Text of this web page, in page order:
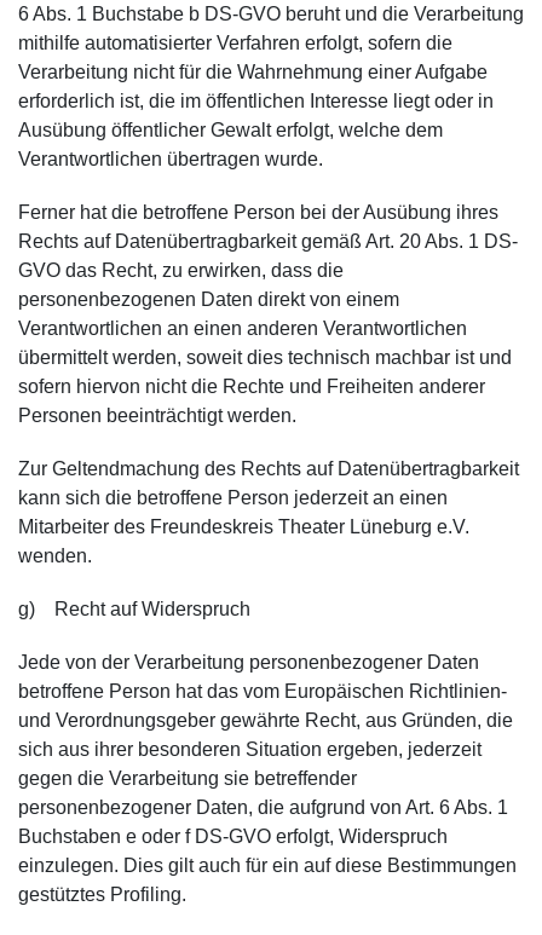
6 Abs. 1 Buchstabe b DS-GVO beruht und die Verarbeitung
mithilfe automatisierter Verfahren erfolgt, sofern die
Verarbeitung nicht für die Wahrnehmung einer Aufgabe
erforderlich ist, die im öffentlichen Interesse liegt oder in
Ausübung öffentlicher Gewalt erfolgt, welche dem
Verantwortlichen übertragen wurde.
Ferner hat die betroffene Person bei der Ausübung ihres
Rechts auf Datenübertragbarkeit gemäß Art. 20 Abs. 1 DS-
GVO das Recht, zu erwirken, dass die
personenbezogenen Daten direkt von einem
Verantwortlichen an einen anderen Verantwortlichen
übermittelt werden, soweit dies technisch machbar ist und
sofern hiervon nicht die Rechte und Freiheiten anderer
Personen beeinträchtigt werden.
Zur Geltendmachung des Rechts auf Datenübertragbarkeit
kann sich die betroffene Person jederzeit an einen
Mitarbeiter des Freundeskreis Theater Lüneburg e.V.
wenden.
g) Recht auf Widerspruch
Jede von der Verarbeitung personenbezogener Daten
betroffene Person hat das vom Europäischen Richtlinien-
und Verordnungsgeber gewährte Recht, aus Gründen, die
sich aus ihrer besonderen Situation ergeben, jederzeit
gegen die Verarbeitung sie betreffender
personenbezogener Daten, die aufgrund von Art. 6 Abs. 1
Buchstaben e oder f DS-GVO erfolgt, Widerspruch
einzulegen. Dies gilt auch für ein auf diese Bestimmungen
gestütztes Profiling.